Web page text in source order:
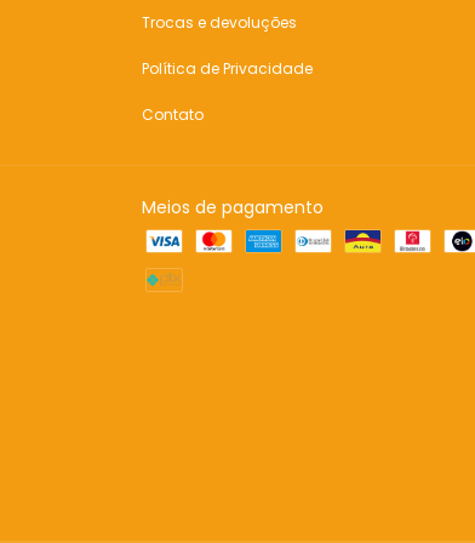
Trocas e devoluções
Política de Privacidade
Contato
Meios de pagamento